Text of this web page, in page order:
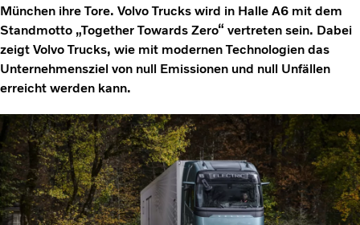
München ihre Tore. Volvo Trucks wird in Halle A6 mit dem
Standmotto „Together Towards Zero“ vertreten sein. Dabei
zeigt Volvo Trucks, wie mit modernen Technologien das
Unternehmensziel von null Emissionen und null Unfällen
erreicht werden kann.